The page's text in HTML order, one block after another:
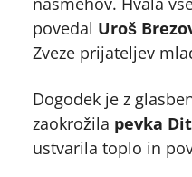
povedal Uroš
Zveze prijateljev
Dogodek je z
zaokrožila pevka
ustvarila toplo in